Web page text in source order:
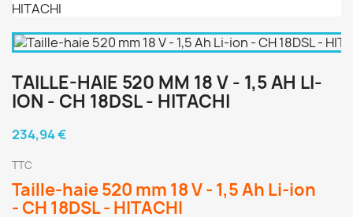
TAILLE-HAIE 520 MM 18 V - 1,5 AH LI-
ION - CH 18DSL - HITACHI
234,94 €
TTC
Taille-haie 520 mm 18 V - 1,5 Ah Li-ion
- CH 18DSL - HITACHI